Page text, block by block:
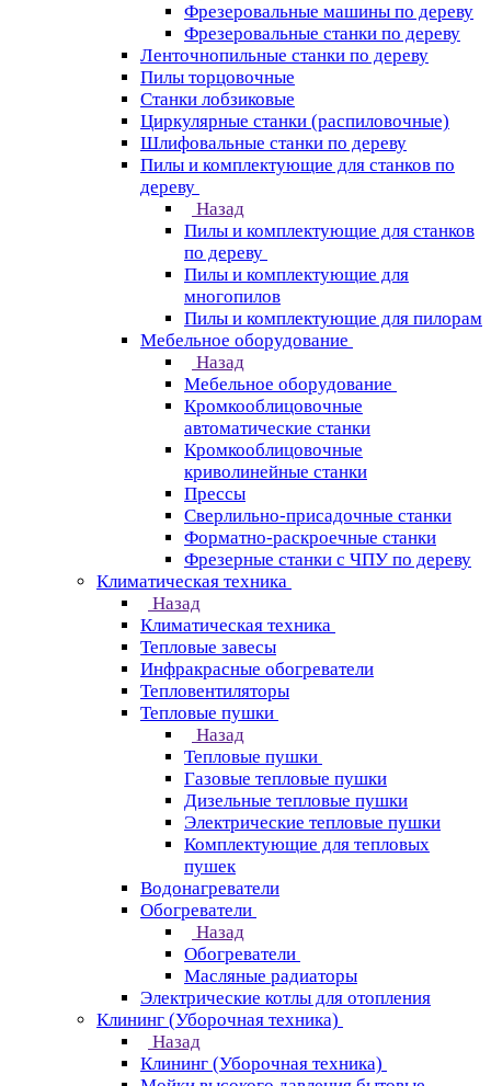
Фрезеровальные машины по дереву
Фрезеровальные станки по дереву
Ленточнопильные станки по дереву
Пилы торцовочные
Станки лобзиковые
Циркулярные станки (распиловочные)
Шлифовальные станки по дереву
Пилы и комплектующие для станков по
дереву
Назад
Пилы и комплектующие для станков
по дереву
Пилы и комплектующие для
многопилов
Пилы и комплектующие для пилорам
Мебельное оборудование
Назад
Мебельное оборудование
Кромкооблицовочные
автоматические станки
Кромкооблицовочные
криволинейные станки
Прессы
Сверлильно-присадочные станки
Форматно-раскроечные станки
Фрезерные станки с ЧПУ по дереву
Климатическая техника
Назад
Климатическая техника
Тепловые завесы
Инфракрасные обогреватели
Тепловентиляторы
Тепловые пушки
Назад
Тепловые пушки
Газовые тепловые пушки
Дизельные тепловые пушки
Электрические тепловые пушки
Комплектующие для тепловых
пушек
Водонагреватели
Обогреватели
Назад
Обогреватели
Масляные радиаторы
Электрические котлы для отопления
Клининг (Уборочная техника)
Назад
Клининг (Уборочная техника)